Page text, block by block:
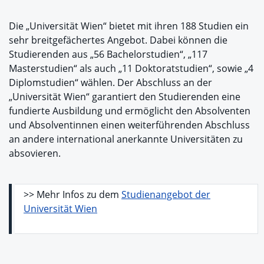
Die „Universität Wien“ bietet mit ihren 188 Studien ein
sehr breitgefächertes Angebot. Dabei können die
Studierenden aus „56 Bachelorstudien“, „117
Masterstudien“ als auch „11 Doktoratstudien“, sowie „4
Diplomstudien“ wählen. Der Abschluss an der
„Universität Wien“ garantiert den Studierenden eine
fundierte Ausbildung und ermöglicht den Absolventen
und Absolventinnen einen weiterführenden Abschluss
an andere international anerkannte Universitäten zu
absovieren.
>> Mehr Infos zu dem Studienangebot der
Universität Wien